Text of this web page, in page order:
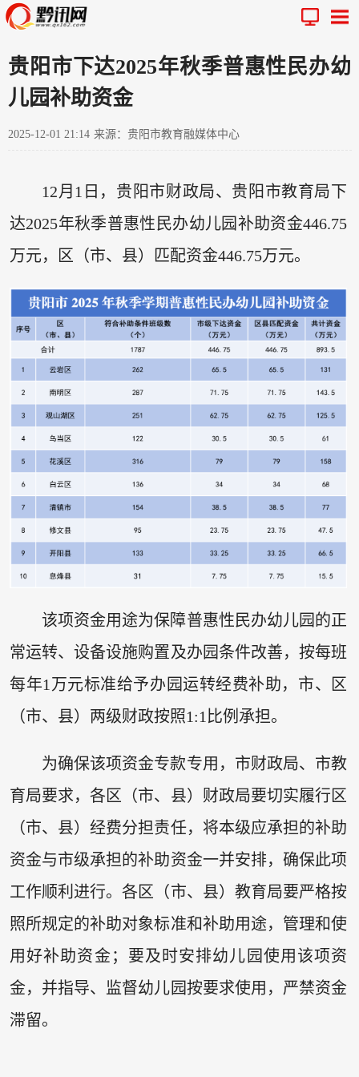
贵阳市下达2025年秋季普惠性民办幼
儿园补助资金
2025-12-01 21:14 来源：贵阳市教育融媒体中心
12月1日，贵阳市财政局、贵阳市教育局下
达2025年秋季普惠性民办幼儿园补助资金446.75
万元，区（市、县）匹配资金446.75万元。
该项资金用途为保障普惠性民办幼儿园的正
常运转、设备设施购置及办园条件改善，按每班
每年1万元标准给予办园运转经费补助，市、区
（市、县）两级财政按照1:1比例承担。
为确保该项资金专款专用，市财政局、市教
育局要求，各区（市、县）财政局要切实履行区
（市、县）经费分担责任，将本级应承担的补助
资金与市级承担的补助资金一并安排，确保此项
工作顺利进行。各区（市、县）教育局要严格按
照所规定的补助对象标准和补助用途，管理和使
用好补助资金；要及时安排幼儿园使用该项资
金，并指导、监督幼儿园按要求使用，严禁资金
滞留。